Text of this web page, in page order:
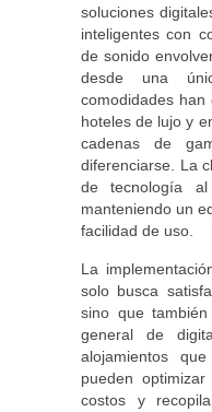
soluciones
inteligentes con
de sonido
desde una
comodidades
hoteles de lujo y
cadenas de
diferenciarse. La
de tecnología
manteniendo un
facilidad de uso.
La
solo busca
sino que
general de
alojamientos
pueden
costos y